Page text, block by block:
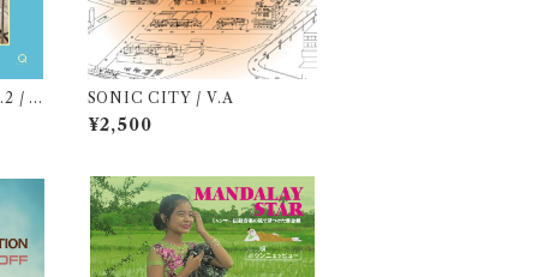
/ K
SONIC CITY / V.A
¥2,500